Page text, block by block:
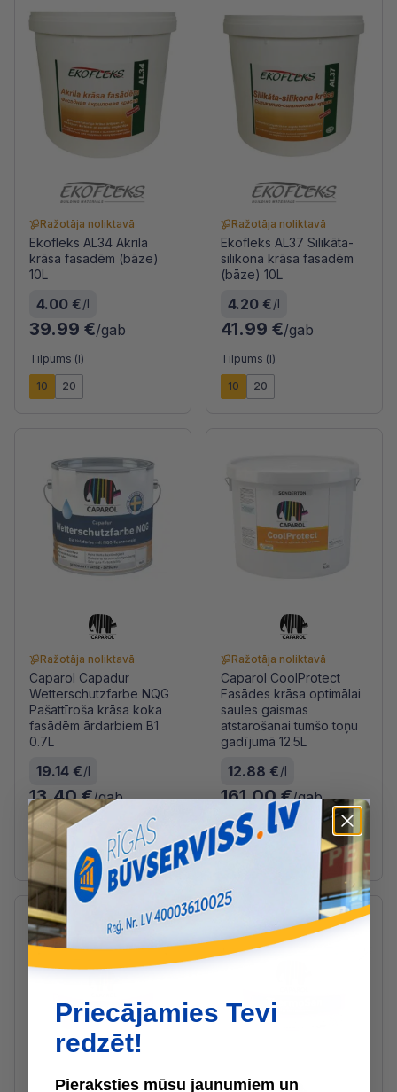
Ražotāja noliktavā
Ekofleks AL34 Akrila
krāsa fasadēm (bāze)
10L
4.00 €/l
39.99 €/gab
Tilpums (l)
10 20
Ražotāja noliktavā
Ekofleks AL37 Silikāta-
silikona krāsa fasadēm
(bāze) 10L
4.20 €/l
41.99 €/gab
Tilpums (l)
10 20
Ražotāja noliktavā
Caparol Capadur
Wetterschutzfarbe NQG
Pašattīroša krāsa koka
fasādēm ārdarbiem B1
0.7L
19.14 €/l
13.40 €/gab
Tilpums (l)
2.4 4.8 9.6
Ražotāja noliktavā
Caparol CoolProtect
Fasādes krāsa optimālai
saules gaismas
atstarošanai tumšo toņu
gadījumā 12.5L
12.88 €/l
161.00 €/gab
Priecājamies Tevi
redzēt!
Pieraksties mūsu jaunumiem un